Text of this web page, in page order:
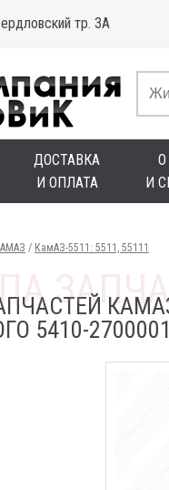
тр. 3А
ДОСТАВКА
И ОПЛАТА
И
/ КамАЗ-5511: 5511, 55111
5410-